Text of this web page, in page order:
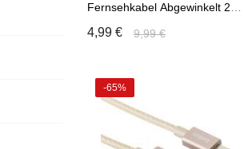
In den Warenkorb
Fernsehkabel Abgewinkelt 2m
4,99 € 9,99 €
-65%